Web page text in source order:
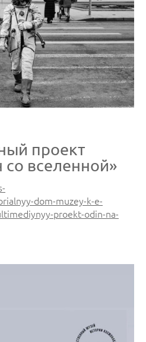
проект
вселенной»
dom-muzey-k-e-
proekt-odin-na-